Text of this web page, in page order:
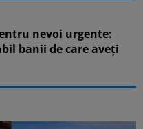
nevoi urgente:
banii de care aveți